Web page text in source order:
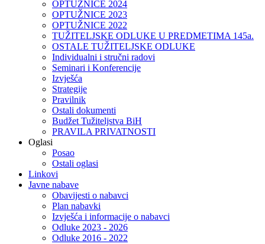
OPTUŽNICE 2024
OPTUŽNICE 2023
OPTUŽNICE 2022
TUŽITELJSKE ODLUKE U PREDMETIMA 145a.
OSTALE TUŽITELJSKE ODLUKE
Individualni i stručni radovi
Seminari i Konferencije
Izvješća
Strategije
Pravilnik
Ostali dokumenti
Budžet Tužiteljstva BiH
PRAVILA PRIVATNOSTI
Oglasi
Posao
Ostali oglasi
Linkovi
Javne nabave
Obavijesti o nabavci
Plan nabavki
Izvješća i informacije o nabavci
Odluke 2023 - 2026
Odluke 2016 - 2022